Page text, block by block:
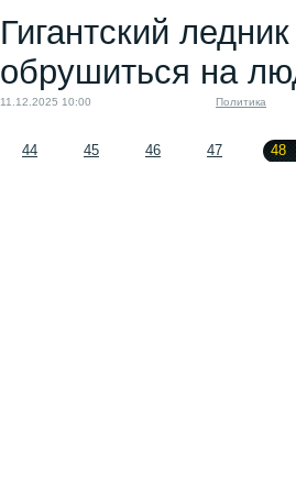
Гигантский
обрушиться на
11.12.2025 10:00 Политика
44 45 46 47
48